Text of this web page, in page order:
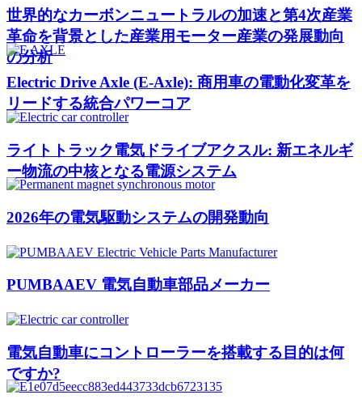
世界的なカーボンニュートラルの加速と第4次産業
革命を背景とした産業用モーター産業の発展動向
の分析
Electric Drive Axle (E-Axle): 商用車の電動化変革を
リードする統合パワーコア
ライトトラック電気ドライブアクスル: 新エネルギ
ー物流の中核となる電源システム
2026年の電気駆動システムの開発動向
PUMBAAEV 電気自動車部品メーカー
電気自動車にコントローラーを搭載する目的は何
ですか?